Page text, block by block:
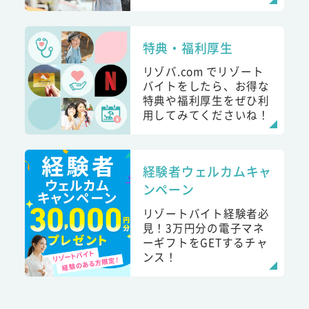
特典・福利厚生
リゾバ.com でリゾート
バイトをしたら、お得な
特典や福利厚生をぜひ利
用してみてくださいね！
経験者ウェルカムキャ
ンペーン
リゾートバイト経験者必
見！3万円分の電子マネ
ーギフトをGETするチャ
ンス！